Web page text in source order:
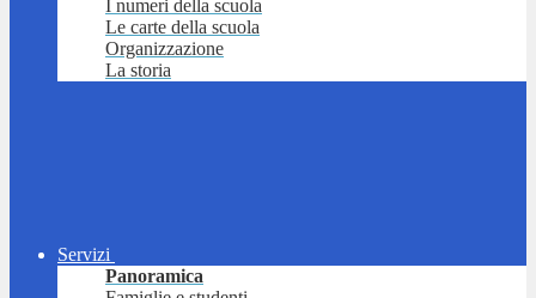
I numeri della scuola
Le carte della scuola
Organizzazione
La storia
Servizi
Panoramica